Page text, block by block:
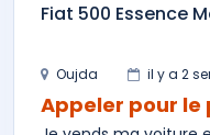
Fiat 500 Essence
Oujda il y a 2
Appeler pour le